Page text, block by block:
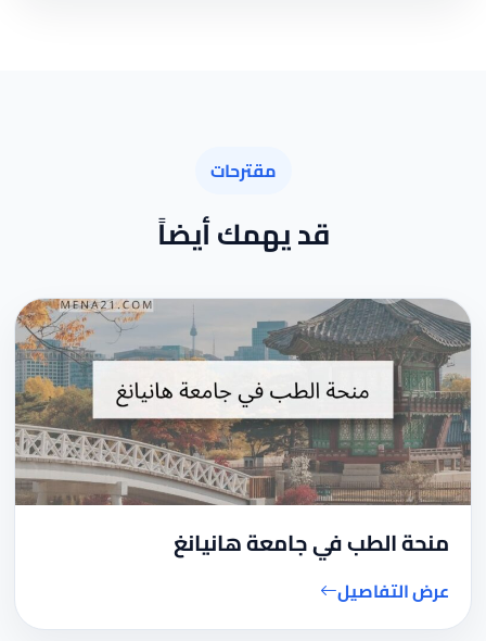
مقترحات
قد يهمك أيضاً
منحة الطب في جامعة هانيانغ
عرض التفاصيل